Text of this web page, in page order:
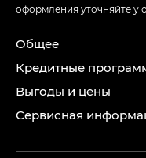
оформления уточняйте у
Общее
Кредитные
Выгоды и цены
Сервисная